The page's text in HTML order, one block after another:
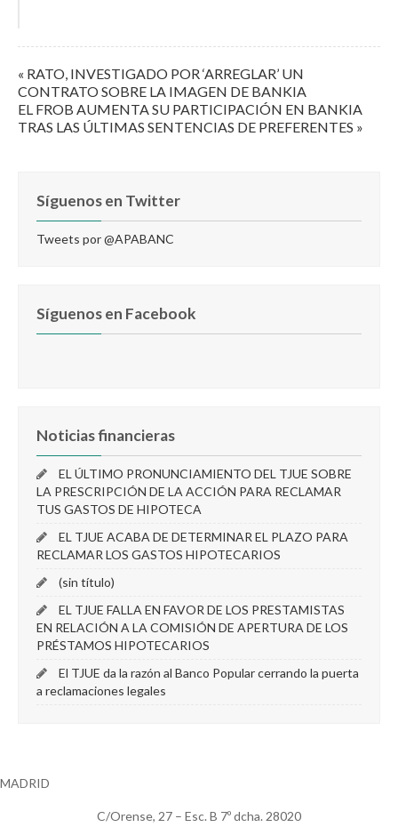
« RATO, INVESTIGADO POR ‘ARREGLAR’ UN
CONTRATO SOBRE LA IMAGEN DE BANKIA
EL FROB AUMENTA SU PARTICIPACIÓN EN BANKIA
TRAS LAS ÚLTIMAS SENTENCIAS DE PREFERENTES »
Síguenos en Twitter
Tweets por @APABANC
Síguenos en Facebook
Noticias financieras
EL ÚLTIMO PRONUNCIAMIENTO DEL TJUE SOBRE
LA PRESCRIPCIÓN DE LA ACCIÓN PARA RECLAMAR
TUS GASTOS DE HIPOTECA
EL TJUE ACABA DE DETERMINAR EL PLAZO PARA
RECLAMAR LOS GASTOS HIPOTECARIOS
(sin título)
EL TJUE FALLA EN FAVOR DE LOS PRESTAMISTAS
EN RELACIÓN A LA COMISIÓN DE APERTURA DE LOS
PRÉSTAMOS HIPOTECARIOS
El TJUE da la razón al Banco Popular cerrando la puerta
a reclamaciones legales
MADRID
C/Orense, 27 – Esc. B 7º dcha. 28020